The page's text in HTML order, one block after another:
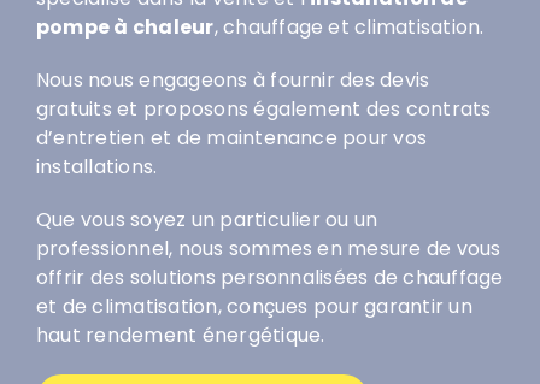
pompe à chaleur, chauffage et climatisation.
Nous nous engageons à fournir des devis
gratuits et proposons également des contrats
d’entretien et de maintenance pour vos
installations.
Que vous soyez un particulier ou un
professionnel, nous sommes en mesure de vous
offrir des solutions personnalisées de chauffage
et de climatisation, conçues pour garantir un
haut rendement énergétique.